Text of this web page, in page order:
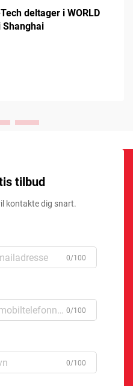
deltager i WORLD
Shanghai
tilbud
kontakte dig snart.
0/100
0/100
0/100